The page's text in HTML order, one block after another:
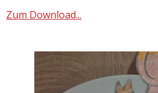
Zum Download...